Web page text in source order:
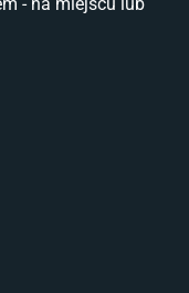
- na miejscu lub